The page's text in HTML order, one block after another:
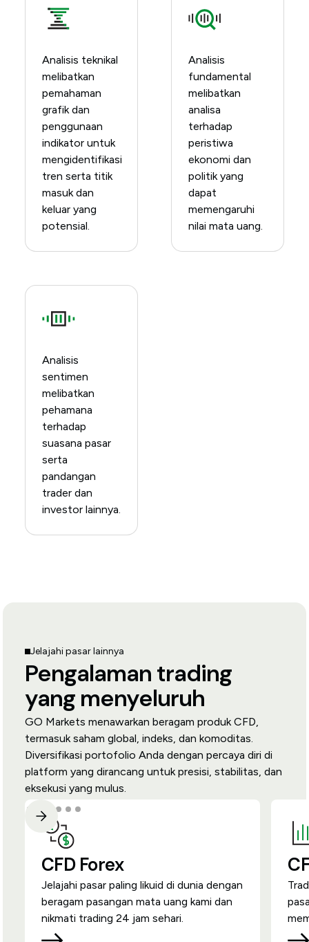
Analisis teknikal
melibatkan
pemahaman
grafik dan
penggunaan
indikator untuk
mengidentifikasi
tren serta titik
masuk dan
keluar yang
potensial.
Analisis
fundamental
melibatkan
analisa
terhadap
peristiwa
ekonomi dan
politik yang
dapat
memengaruhi
nilai mata uang.
Analisis
sentimen
melibatkan
pehamana
terhadap
suasana pasar
serta
pandangan
trader dan
investor lainnya.
Jelajahi pasar lainnya
Pengalaman trading
yang menyeluruh
GO Markets menawarkan beragam produk CFD,
termasuk saham global, indeks, dan komoditas.
Diversifikasi portofolio Anda dengan percaya diri di
platform yang dirancang untuk presisi, stabilitas, dan
eksekusi yang mulus.
CFD Forex
Jelajahi pasar paling likuid di dunia dengan
beragam pasangan mata uang kami dan
nikmati trading 24 jam sehari.